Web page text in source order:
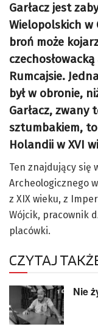
Garłacz jest
Wielopolskich w
broń może
Rumcajsie.
był w obronie,
Garłacz, zwany
sztumbakiem,
Holandii w XVI
Ten znajdujący się
Archeologicznego
z XIX wieku, z
Wójcik, pracownik
placówki.
CZYTAJ
Nie